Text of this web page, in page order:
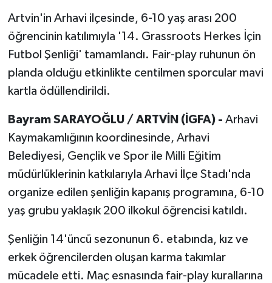
Artvin'in Arhavi ilçesinde, 6-10 yaş arası 200
öğrencinin katılımıyla '14. Grassroots Herkes İçin
Futbol Şenliği' tamamlandı. Fair-play ruhunun ön
planda olduğu etkinlikte centilmen sporcular mavi
kartla ödüllendirildi.
Bayram SARAYOĞLU / ARTVİN (İGFA) - Arhavi
Kaymakamlığının koordinesinde, Arhavi
Belediyesi, Gençlik ve Spor ile Milli Eğitim
müdürlüklerinin katkılarıyla Arhavi İlçe Stadı'nda
organize edilen şenliğin kapanış programına, 6-10
yaş grubu yaklaşık 200 ilkokul öğrencisi katıldı.
Şenliğin 14'üncü sezonunun 6. etabında, kız ve
erkek öğrencilerden oluşan karma takımlar
mücadele etti. Maç esnasında fair-play kurallarına